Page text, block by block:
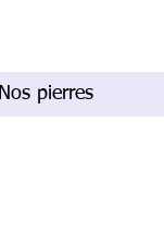
Nos pierres